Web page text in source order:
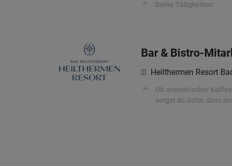
Deine Tätigkeiten:
Bar & Bistro-
Heilthermen Resort
Ob aromatischer
sorgst du dafür, dass